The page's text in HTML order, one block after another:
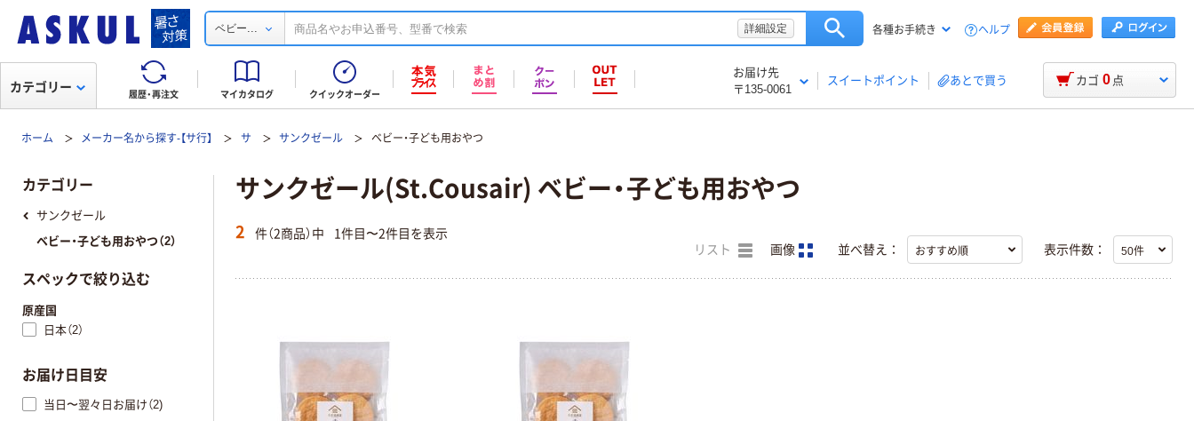
ベビー... 詳細設定 各種お手続き ヘルプ
履歴・再注文 マイカタログ クイックオーダー
お届け先
〒135-0061
スイートポイント あとで買う
カテゴリー カゴ 0 点
ホーム メーカー名から探す-【サ行】 サ サンクゼール ベビー・子ども用おやつ
サンクゼール(St.Cousair) ベビー・子ども用おやつ
2 件（2商品）中 1件目〜2件目を表示
リスト 画像 並べ替え： 表示件数：
カテゴリー
サンクゼール
ベビー・子ども用おやつ（2）
スペックで絞り込む
原産国
日本（2）
お届け日目安
当日〜翌々日お届け（2)